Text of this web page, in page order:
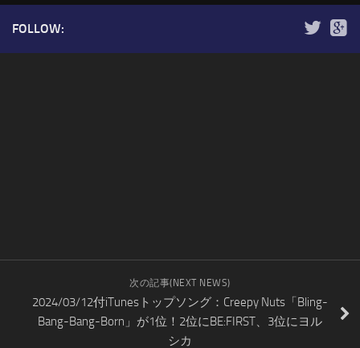
FOLLOW:
次の記事(NEXT NEWS)
2024/03/12付iTunesトップソング：Creepy Nuts「Bling-
Bang-Bang-Born」が1位！2位にBE:FIRST、3位にヨル
シカ